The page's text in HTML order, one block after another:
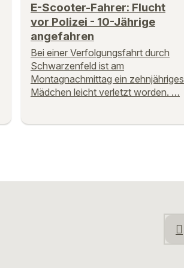
E-Scooter-Fahrer: Flucht
vor Polizei - 10-Jährige
angefahren
Bei einer Verfolgungsfahrt durch
Schwarzenfeld ist am
Montagnachmittag ein zehnjähriges
Mädchen leicht verletzt worden. …